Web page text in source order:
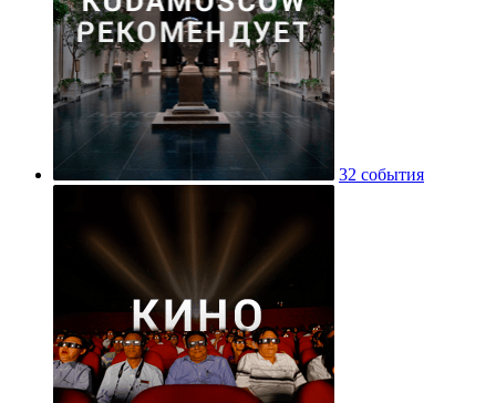
32 события